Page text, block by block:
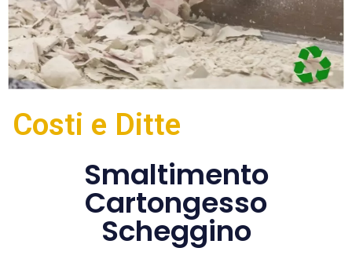
Costi e Ditte
Smaltimento
Cartongesso
Scheggino